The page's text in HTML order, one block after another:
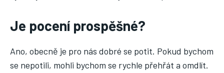
Je pocení prospěšné?
Ano, obecně je pro nás dobré se potit. Pokud bychom
se nepotili, mohli bychom se rychle přehřát a omdlít.